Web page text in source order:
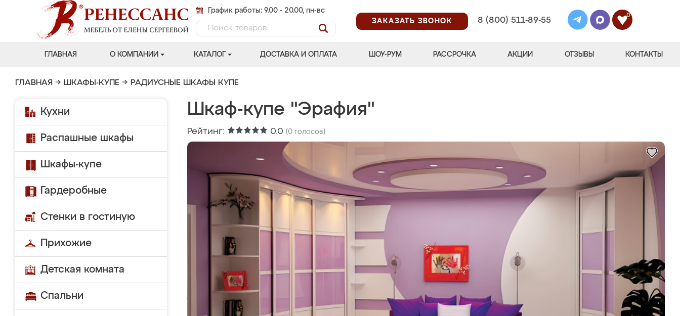
График работы: 9.00 - 20.00, пн-вс
ЗАКАЗАТЬ ЗВОНОК
8 (800) 511-89-55
0
ГЛАВНАЯ О КОМПАНИИ КАТАЛОГ ДОСТАВКА И ОПЛАТА ШОУ-РУМ РАССРОЧКА АКЦИИ ОТЗЫВЫ КОНТАКТЫ
ГЛАВНАЯ → ШКАФЫ-КУПЕ → РАДИУСНЫЕ ШКАФЫ КУПЕ
Кухни
Распашные шкафы
Шкафы-купе
Гардеробные
Стенки в гостиную
Прихожие
Детская комната
Спальни
Шкаф-купе "Эрафия"
Рейтинг: 0.0 (0 голосов)